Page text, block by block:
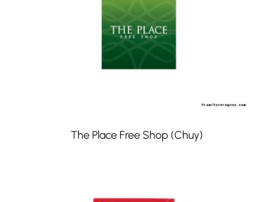
The Place Free Shop (Chuy)